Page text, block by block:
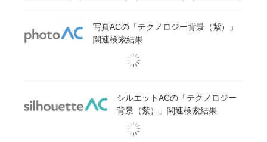
写真ACの「テクノロジー背景（紫）」
関連検索結果
シルエットACの「テクノロジー
背景（紫）」関連検索結果